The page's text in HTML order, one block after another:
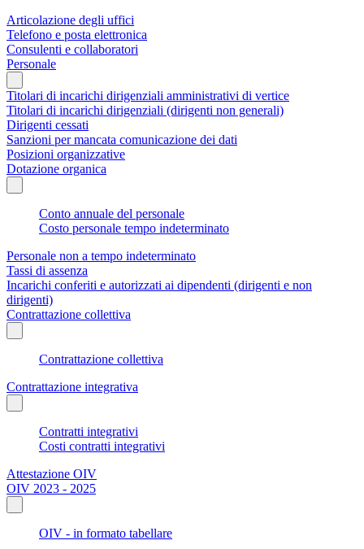
Articolazione degli uffici
Telefono e posta elettronica
Consulenti e collaboratori
Personale
Titolari di incarichi dirigenziali amministrativi di vertice
Titolari di incarichi dirigenziali (dirigenti non generali)
Dirigenti cessati
Sanzioni per mancata comunicazione dei dati
Posizioni organizzative
Dotazione organica
Conto annuale del personale
Costo personale tempo indeterminato
Personale non a tempo indeterminato
Tassi di assenza
Incarichi conferiti e autorizzati ai dipendenti (dirigenti e non
dirigenti)
Contrattazione collettiva
Contrattazione collettiva
Contrattazione integrativa
Contratti integrativi
Costi contratti integrativi
Attestazione OIV
OIV 2023 - 2025
OIV - in formato tabellare